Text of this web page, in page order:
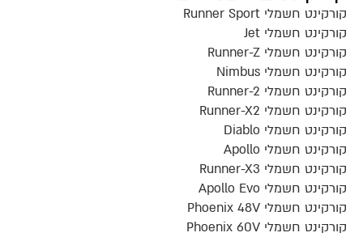
קורקינט חשמלי Runner Sport
קורקינט חשמלי Jet
קורקינט חשמלי Runner-Z
קורקינט חשמלי Nimbus
קורקינט חשמלי Runner-2
קורקינט חשמלי Runner-X2
קורקינט חשמלי Diablo
קורקינט חשמלי Apollo
קורקינט חשמלי Runner-X3
קורקינט חשמלי Apollo Evo
קורקינט חשמלי Phoenix 48V
קורקינט חשמלי Phoenix 60V